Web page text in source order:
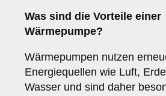
Was sind die Vorteile einer
Wärmepumpe?
Wärmepumpen nutzen
Energiequellen wie Luft,
Wasser und sind daher